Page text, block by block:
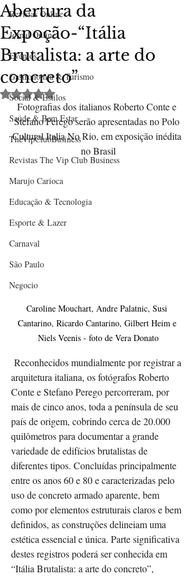
Revistas Online
Jornal Online
Eventos
Gastronomia & Turismo
Social & Estilos
Saúde & Bem Estar
TheVipClubBusiness
Revistas The Vip Club Business
Marujo Carioca
Educação & Tecnologia
Esporte & Lazer
Carnaval
São Paulo
Negocio
Abertura da
Expoção-“Itália
Brutalista: a arte do
concreto”
Avaliado com NaN de 5 estrelas.
Fotografias dos italianos Roberto Conte e
Stefano Perego serão apresentadas no Polo
Cultural Italia No Rio, em exposição inédita
no Brasil
Caroline Mouchart, Andre Palatnic, Susi
Cantarino, Ricardo Cantarino, Gilbert Heim e
Niels Veenis - foto de Vera Donato
Reconhecidos mundialmente por registrar a
arquitetura italiana, os fotógrafos Roberto
Conte e Stefano Perego percorreram, por
mais de cinco anos, toda a península de seu
país de origem, cobrindo cerca de 20.000
quilômetros para documentar a grande
variedade de edifícios brutalistas de
diferentes tipos. Concluídas principalmente
entre os anos 60 e 80 e caracterizadas pelo
uso de concreto armado aparente, bem
como por elementos estruturais claros e bem
definidos, as construções delineiam uma
estética essencial e única. Parte significativa
destes registros poderá ser conhecida em
“Itália Brutalista: a arte do concreto”,